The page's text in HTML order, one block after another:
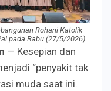
Rohani Katolik
pada Rabu (27/5/2026).
— Kesepian dan
“penyakit tak
muda saat ini.